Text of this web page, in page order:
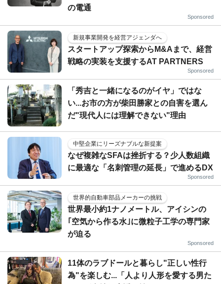
の電通
Sponsored
新規事業開発を経営アジェンダへ
スタートアップ探索からM&Aまで、経営
戦略の実装を支援するAT PARTNERS
Sponsored
「秀吉と一緒になるのがイヤ」ではな
い...お市の方が柴田勝家との自害を選ん
だ"現代人には理解できない"理由
中堅企業にリーズナブルな新提案
なぜ複雑なSFAは挫折する？少人数組織
に最適な「名刺管理の延長」で進めるDX
Sponsored
世界的自動車部品メーカーの挑戦
世界最小約1ナノメートル、アイシンの
｢空気から作る水｣に微粒子工学の専門家
が迫る
Sponsored
11体のラブドールと暮らし"正しい性行
為"を楽しむ...「人より人形を愛する男た